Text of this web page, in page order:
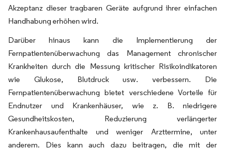
Akzeptanz dieser tragbaren Geräte aufgrund ihrer einfachen
Handhabung erhöhen wird.
Darüber hinaus kann die Implementierung der
Fernpatientenüberwachung das Management chronischer
Krankheiten durch die Messung kritischer Risikoindikatoren
wie Glukose, Blutdruck usw. verbessern. Die
Fernpatientenüberwachung bietet verschiedene Vorteile für
Endnutzer und Krankenhäuser, wie z. B. niedrigere
Gesundheitskosten, Reduzierung verlängerter
Krankenhausaufenthalte und weniger Arzttermine, unter
anderem. Dies kann auch dazu beitragen, die mit der